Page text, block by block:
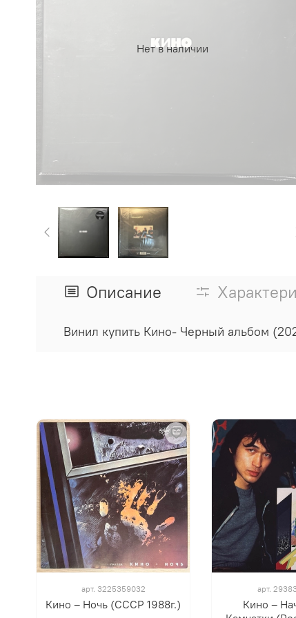
Нет в наличии
Описание
Винил купить Кино- Черный альбом
арт. 3225359032
Кино – Ночь (СССР 1988г.)
арт.
Кино ‎–